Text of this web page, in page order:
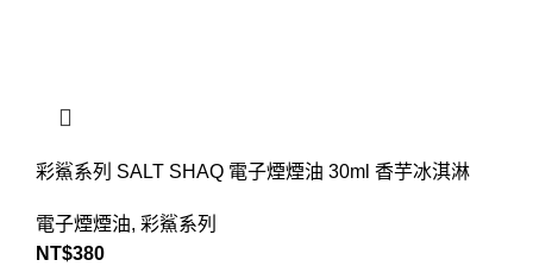
彩鯊系列 SALT SHAQ 電子煙煙油 30ml 香芋冰淇淋
電子煙煙油, 彩鯊系列
NT$380